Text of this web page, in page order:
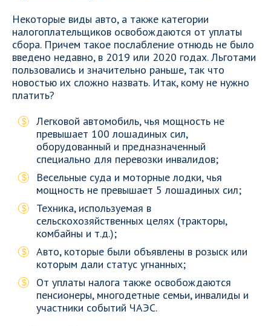
Некоторые виды авто, а также категории
налогоплательщиков освобождаются от уплаты
сбора. Причем такое послабление отнюдь не было
введено недавно, в 2019 или 2020 годах. Льготами
пользовались и значительно раньше, так что
новостью их сложно назвать. Итак, кому не нужно
платить?
Легковой автомобиль, чья мощность не
превышает 100 лошадиных сил,
оборудованный и предназначенный
специально для перевозки инвалидов;
Весельные суда и моторные лодки, чья
мощность не превышает 5 лошадиных сил;
Техника, используемая в
сельскохозяйственных целях (тракторы,
комбайны и т.д.);
Авто, которые были объявлены в розыск или
которым дали статус угнанных;
От уплаты налога также освобождаются
пенсионеры, многодетные семьи, инвалиды и
участники событий ЧАЭС.